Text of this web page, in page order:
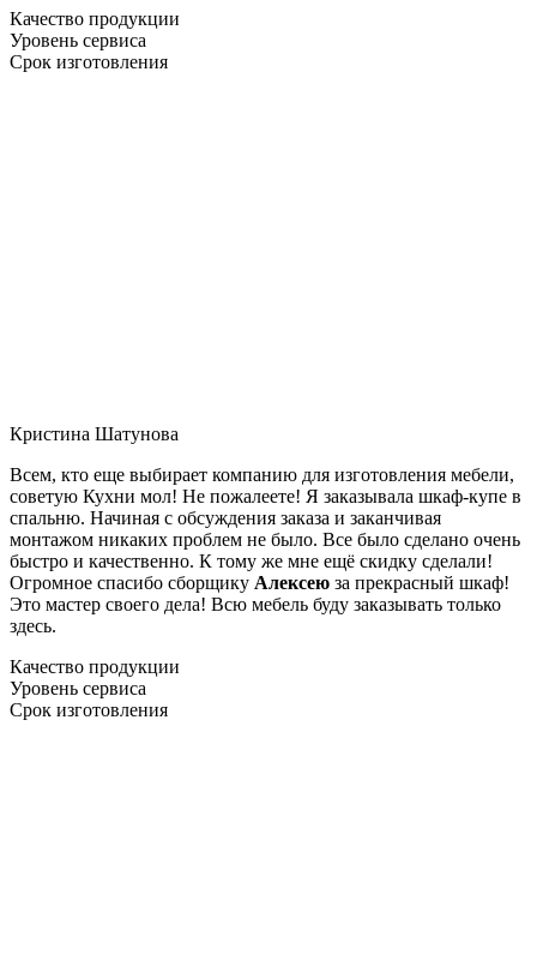
Качество продукции
Уровень сервиса
Срок изготовления
Кристина Шатунова
Всем, кто еще выбирает компанию для изготовления мебели,
советую Кухни мол! Не пожалеете! Я заказывала шкаф-купе в
спальню. Начиная с обсуждения заказа и заканчивая
монтажом никаких проблем не было. Все было сделано очень
быстро и качественно. К тому же мне ещё скидку сделали!
Огромное спасибо сборщику Алексею за прекрасный шкаф!
Это мастер своего дела! Всю мебель буду заказывать только
здесь.
Качество продукции
Уровень сервиса
Срок изготовления